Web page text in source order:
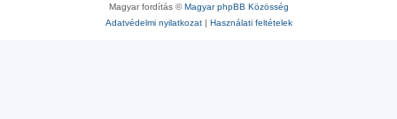
Magyar fordítás ©Magyar phpBB Közösség
Adatvédelmi nyilatkozat| Használati feltételek